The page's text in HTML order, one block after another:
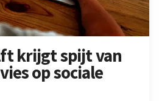
krijgt spijt van
op sociale